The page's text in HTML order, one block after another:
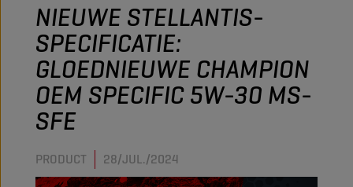
NIEUWE STELLANTIS-
SPECIFICATIE:
GLOEDNIEUWE CHAMPION
OEM SPECIFIC 5W-30 MS-
SFE
PRODUCT 28/JUL./2024